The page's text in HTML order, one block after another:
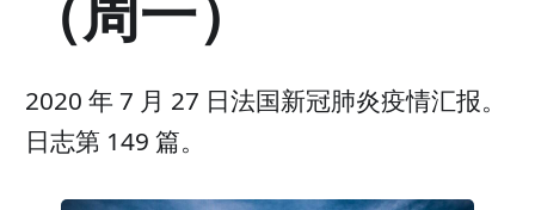
2020 年 7 月 27 日法国新冠肺炎疫情汇报。
日志第 149 篇。